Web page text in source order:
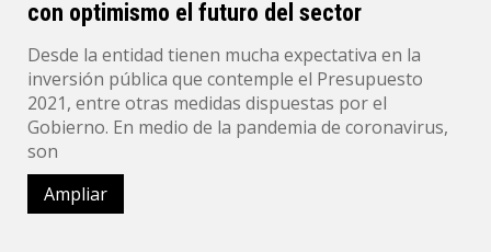
con optimismo el futuro del sector
Desde la entidad tienen mucha expectativa en la
inversión pública que contemple el Presupuesto
2021, entre otras medidas dispuestas por el
Gobierno. En medio de la pandemia de coronavirus,
son
Ampliar